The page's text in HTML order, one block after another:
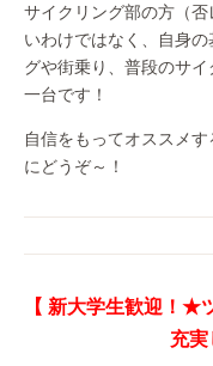
サイクリング部の方（
いわけではなく、自身
グや街乗り、普段のサ
一台です！
自信をもってオススメ
にどうぞ～！
【 新大学生歓迎！★
充実